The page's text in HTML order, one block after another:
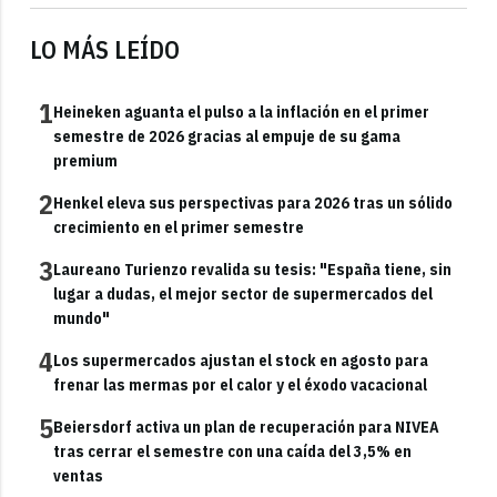
LO MÁS LEÍDO
1Heineken aguanta el pulso a la inflación en el primer
semestre de 2026 gracias al empuje de su gama
premium
2Henkel eleva sus perspectivas para 2026 tras un sólido
crecimiento en el primer semestre
3Laureano Turienzo revalida su tesis: "España tiene, sin
lugar a dudas, el mejor sector de supermercados del
mundo"
4Los supermercados ajustan el stock en agosto para
frenar las mermas por el calor y el éxodo vacacional
5Beiersdorf activa un plan de recuperación para NIVEA
tras cerrar el semestre con una caída del 3,5% en
ventas